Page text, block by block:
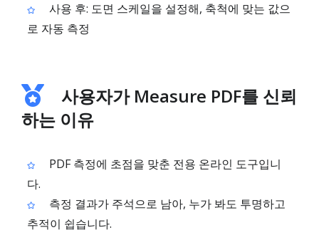
사용 후: 도면 스케일을 설정해, 축척에 맞는 값으
로 자동 측정
사용자가 Measure PDF를 신뢰
하는 이유
PDF 측정에 초점을 맞춘 전용 온라인 도구입니
다.
측정 결과가 주석으로 남아, 누가 봐도 투명하고
추적이 쉽습니다.